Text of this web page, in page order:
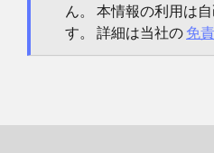
ん。 本情報の利用は
す。 詳細は当社の免